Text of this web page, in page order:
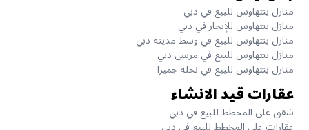
منازل بنتهاوس للبيع في دبي
منازل بنتهاوس للإيجار في دبي
منازل بنتهاوس للبيع في وسط مدينة دبي
منازل بنتهاوس للبيع في مرسى دبي
منازل بنتهاوس للبيع في نخلة جميرا
عقارات قيد الانشاء
شقق على المخطط للبيع في دبي